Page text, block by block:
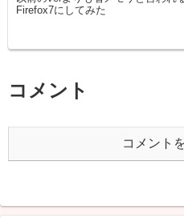
Firefox7にしてみた
コメント
コメント